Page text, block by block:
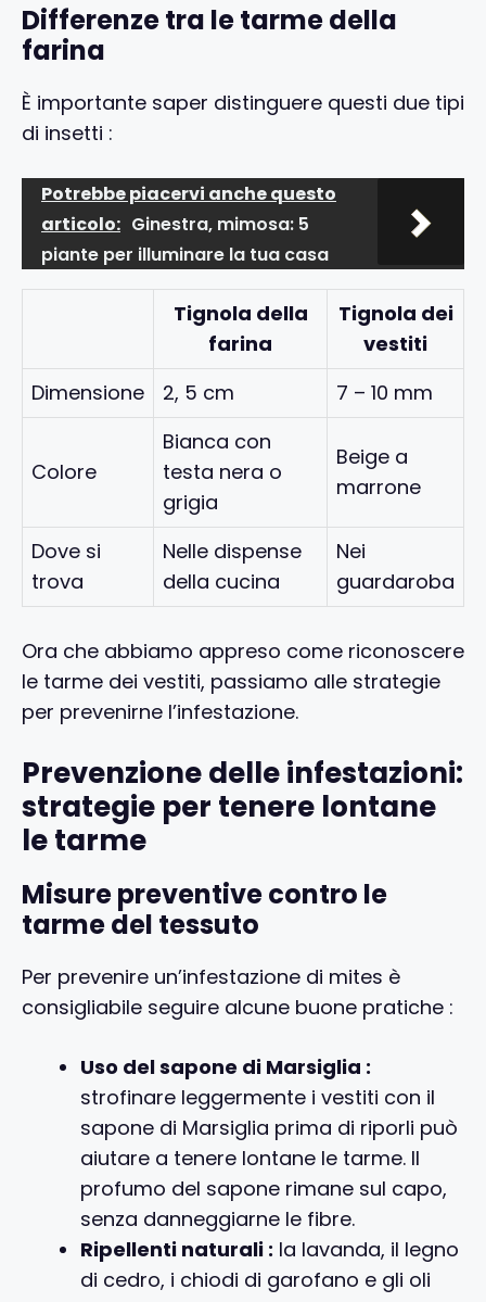
Differenze tra le tarme della
farina
È importante saper distinguere questi due tipi
di insetti :
Potrebbe piacervi anche questo
articolo: Ginestra, mimosa: 5
piante per illuminare la tua casa
Tignola della
farina
Tignola dei
vestiti
Dimensione
2, 5 cm 7 – 10 mm
Colore
Bianca con
testa nera o
grigia
Beige a
marrone
Dove si
trova
Nelle dispense
della cucina
Nei
guardaroba
Ora che abbiamo appreso come riconoscere
le tarme dei vestiti, passiamo alle strategie
per prevenirne l’infestazione.
Prevenzione delle infestazioni:
strategie per tenere lontane
le tarme
Misure preventive contro le
tarme del tessuto
Per prevenire un’infestazione di mites è
consigliabile seguire alcune buone pratiche :
Uso del sapone di Marsiglia :
strofinare leggermente i vestiti con il
sapone di Marsiglia prima di riporli può
aiutare a tenere lontane le tarme. Il
profumo del sapone rimane sul capo,
senza danneggiarne le fibre.
Ripellenti naturali : la lavanda, il legno
di cedro, i chiodi di garofano e gli oli